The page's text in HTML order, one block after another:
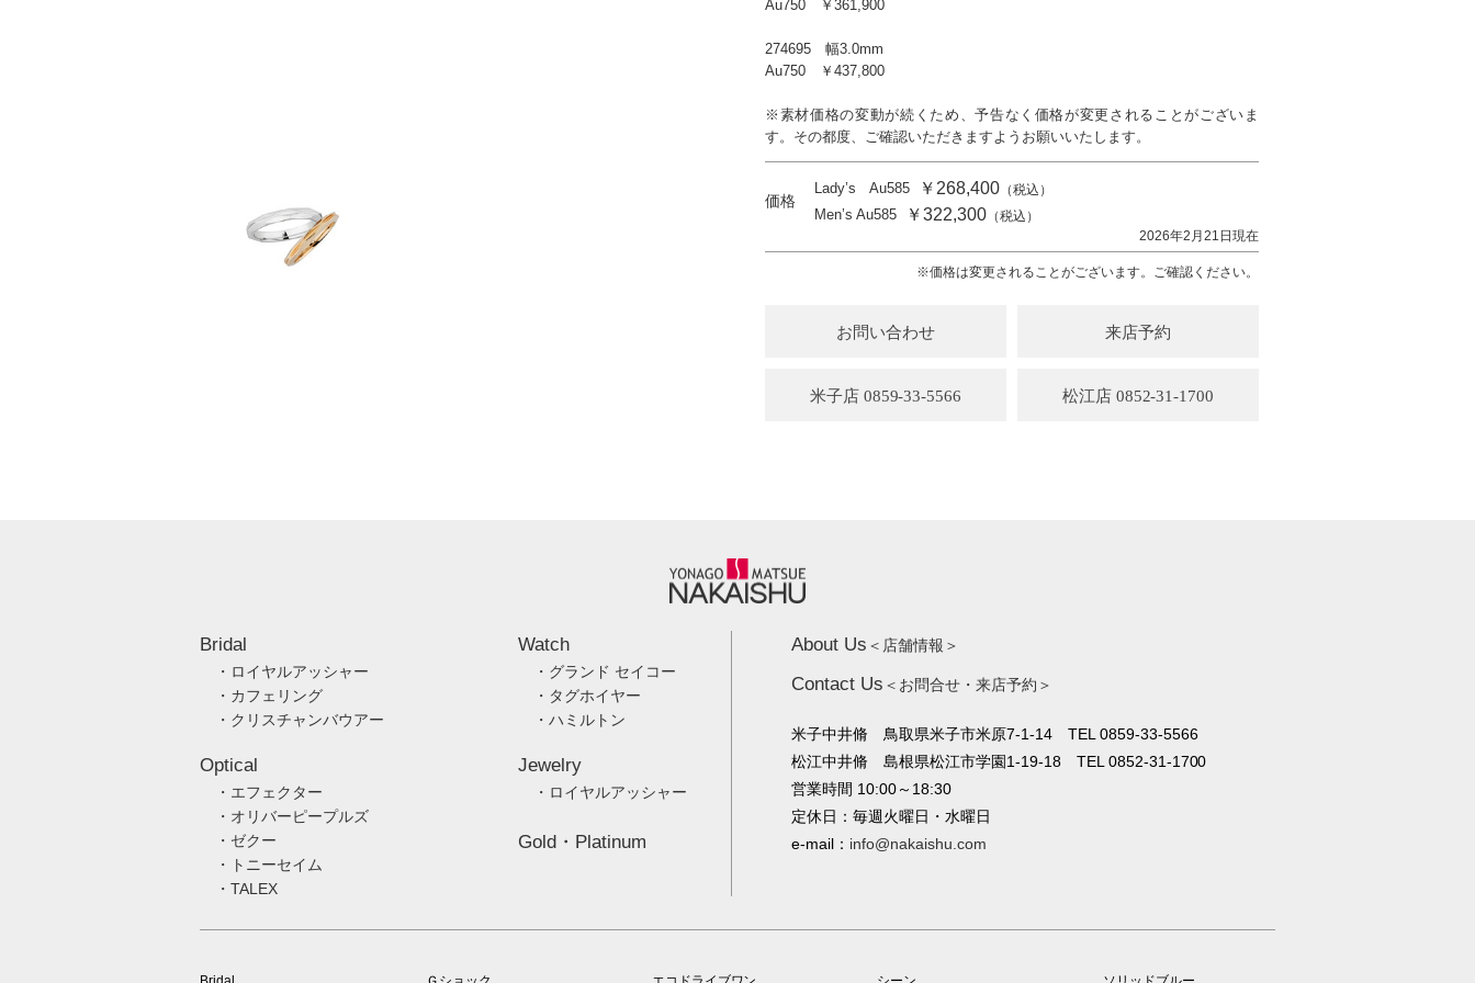
Au750 ￥361,900
274695 幅3.0mm
Au750 ￥437,800
※素材価格の変動が続くため、予告なく価格が変更されることがございま
す。その都度、ご確認いただきますようお願いいたします。
価格
Lady’s Au585 ￥268,400（税込）
Men’s Au585 ￥322,300（税込）
2026年2月21日現在
※価格は変更されることがございます。ご確認ください。
お問い合わせ 来店予約
米子店 0859-33-5566 松江店 0852-31-1700
Bridal
・ロイヤルアッシャー
・カフェリング
・クリスチャンバウアー
Watch
・グランド セイコー
・タグホイヤー
・ハミルトン
Optical
・エフェクター
・オリバーピープルズ
・ゼクー
・トニーセイム
・TALEX
Jewelry
・ロイヤルアッシャー
Gold・Platinum
About Us ＜店舗情報＞
Contact Us ＜お問合せ・来店予約＞
米子中井脩 鳥取県米子市米原7-1-14 TEL 0859-33-5566
松江中井脩 島根県松江市学園1-19-18 TEL 0852-31-1700
営業時間 10:00～18:30
定休日：毎週火曜日・水曜日
e-mail： info@nakaishu.com